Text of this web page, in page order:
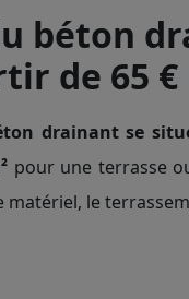
béton
de 65 €
drainant se
pour une terrasse
matériel, le